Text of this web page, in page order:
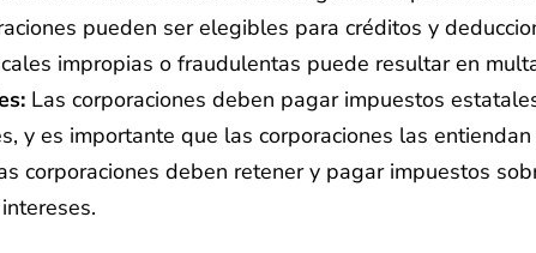
pueden ser elegibles para créditos y
impropias o fraudulentas puede resultar en
Las corporaciones deben pagar impuestos
y es importante que las corporaciones las entiendan
corporaciones deben retener y pagar impuestos